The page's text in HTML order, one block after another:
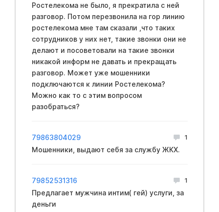
Ростелекома не было, я прекратила с ней
разговор. Потом перезвонила на гор линию
ростелекома мне там сказали ,что таких
сотрудников у них нет, такие звонки они не
делают и посоветовали на такие звонки
никакой информ не давать и прекращать
разговор. Может уже мошенники
подключаются к линии Ростелекома?
Можно как то с этим вопросом
разобраться?
79863804029 1
Мошенники, выдают себя за службу ЖКХ.
79852531316 1
Предлагает мужчина интим( гей) услуги, за
деньги